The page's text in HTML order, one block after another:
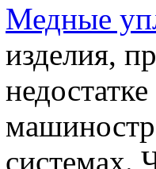
Медные
изделия,
системах.